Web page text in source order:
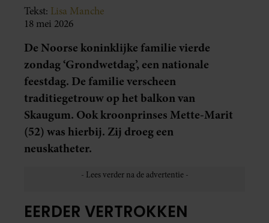
Tekst: Lisa Manche
18 mei 2026
De Noorse koninklijke familie vierde
zondag ‘Grondwetdag’, een nationale
feestdag. De familie verscheen
traditiegetrouw op het balkon van
Skaugum. Ook kroonprinses Mette-Marit
(52) was hierbij. Zij droeg een
neuskatheter.
EERDER VERTROKKEN